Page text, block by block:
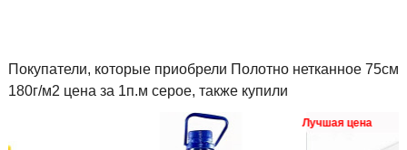
Покупатели, которые приобрели Полотно нетканное 75см
180г/м2 цена за 1п.м серое, также купили
Лучшая цена